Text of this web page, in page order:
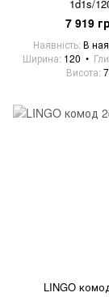
1d1s/
7 919
Наявність В
Ширина 120
Висота
LINGO